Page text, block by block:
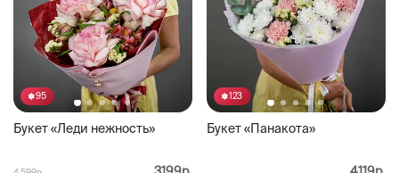
95
Букет «Леди нежность»
123
Букет «Панакота»